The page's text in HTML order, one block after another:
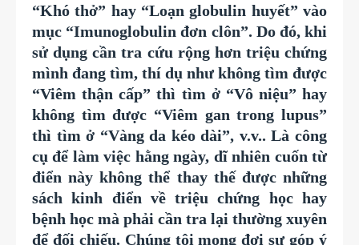
“Khó thở” hay “Loạn globulin huyết” vào
mục “Imunoglobulin đơn clôn”. Do đó, khi
sử dụng cần tra cứu rộng hơn triệu chứng
mình đang tìm, thí dụ như không tìm được
“Viêm thận cấp” thì tìm ở “Vô niệu” hay
không tìm được “Viêm gan trong lupus”
thì tìm ở “Vàng da kéo dài”, v.v.. Là công
cụ để làm việc hằng ngày, dĩ nhiên cuốn từ
điển này không thể thay thế được những
sách kinh điển về triệu chứng học hay
bệnh học mà phải cần tra lại thường xuyên
để đối chiếu. Chúng tôi mong đợi sự góp ý